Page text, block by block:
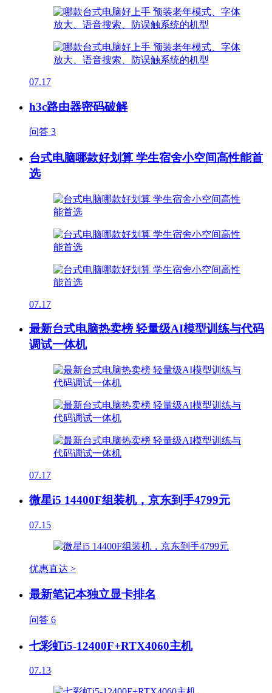
07.17
h3c路由器密码破解
问答 3
台式电脑哪款好划算 学生宿舍小空间高性能首
选
07.17
最新台式电脑热卖榜 轻量级AI模型训练与代码
调试一体机
07.17
微星i5 14400F组装机，京东到手4799元
07.15
优惠直达 >
最新笔记本独立显卡排名
问答 6
七彩虹i5-12400F+RTX4060主机
07.13